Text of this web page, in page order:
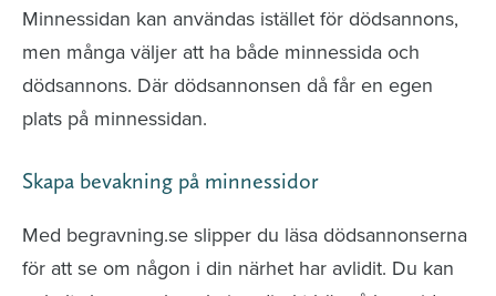
Minnessidan kan användas istället för dödsannons,
men många väljer att ha både minnessida och
dödsannons. Där dödsannonsen då får en egen
plats på minnessidan.
Skapa bevakning på minnessidor
Med begravning.se slipper du läsa dödsannonserna
för att se om någon i din närhet har avlidit. Du kan